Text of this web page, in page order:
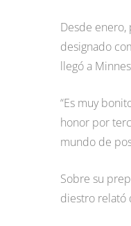
Desde
designado
llegó a
“Es muy
honor por
mundo de
Sobre su
diestro relató